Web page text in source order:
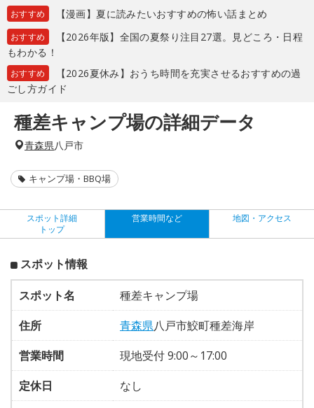
おすすめ 【漫画】夏に読みたいおすすめの怖い話まとめ
おすすめ
【2026年版】全国の夏祭り注目27選。見どころ・日程
もわかる！
おすすめ
【2026夏休み】おうち時間を充実させるおすすめの過
ごし方ガイド
種差キャンプ場の詳細データ
青森県八戸市
キャンプ場・BBQ場
スポット詳細
トップ
営業時間など 地図・アクセス
スポット情報
スポット名
種差キャンプ場
住所
青森県八戸市鮫町種差海岸
営業時間
現地受付 9:00～17:00
定休日
なし